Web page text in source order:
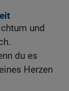
und
du es
Herzen